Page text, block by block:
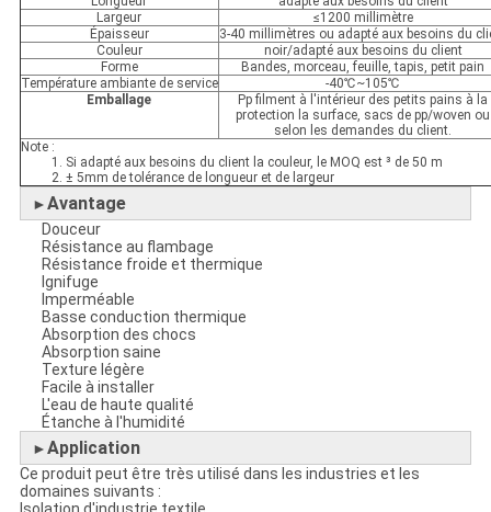
Largeur
≤1200 millimètre
Épaisseur
3-40 millimètres ou adapté aux besoins du
Couleur
noir/adapté aux besoins du client
Forme
Bandes, morceau, feuille, tapis, petit pain
Température ambiante de service
-40℃~105℃
Emballage
Pp filment à l'intérieur des petits pains à la
protection la surface, sacs de pp/woven ou
selon les demandes du client.
Note :
1. Si adapté aux besoins du client la couleur, le MOQ est ³ de 50 m
2. ± 5mm de tolérance de longueur et de largeur
►Avantage
Douceur
Résistance au flambage
Résistance froide et thermique
Ignifuge
Imperméable
Basse conduction thermique
Absorption des chocs
Absorption saine
Texture légère
Facile à installer
L'eau de haute qualité
Étanche à l'humidité
►Application
Ce produit peut être très utilisé dans les industries et les
domaines suivants :